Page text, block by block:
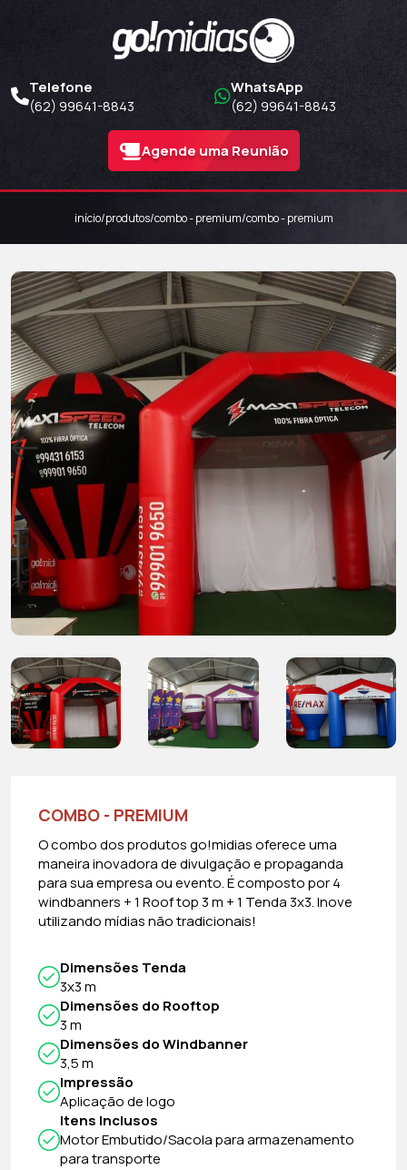
Telefone
(62) 99641-8843
WhatsApp
(62) 99641-8843
Agende uma Reunião
início/produtos/combo - premium/combo - premium
COMBO - PREMIUM
O combo dos produtos go!midias oferece uma
maneira inovadora de divulgação e propaganda
para sua empresa ou evento. É composto por 4
windbanners + 1 Roof top 3 m + 1 Tenda 3x3. Inove
utilizando mídias não tradicionais!
Dimensões Tenda
3x3 m
Dimensões do Rooftop
3 m
Dimensões do Windbanner
3,5 m
Impressão
Aplicação de logo
Itens Inclusos
Motor Embutido/Sacola para armazenamento
para transporte